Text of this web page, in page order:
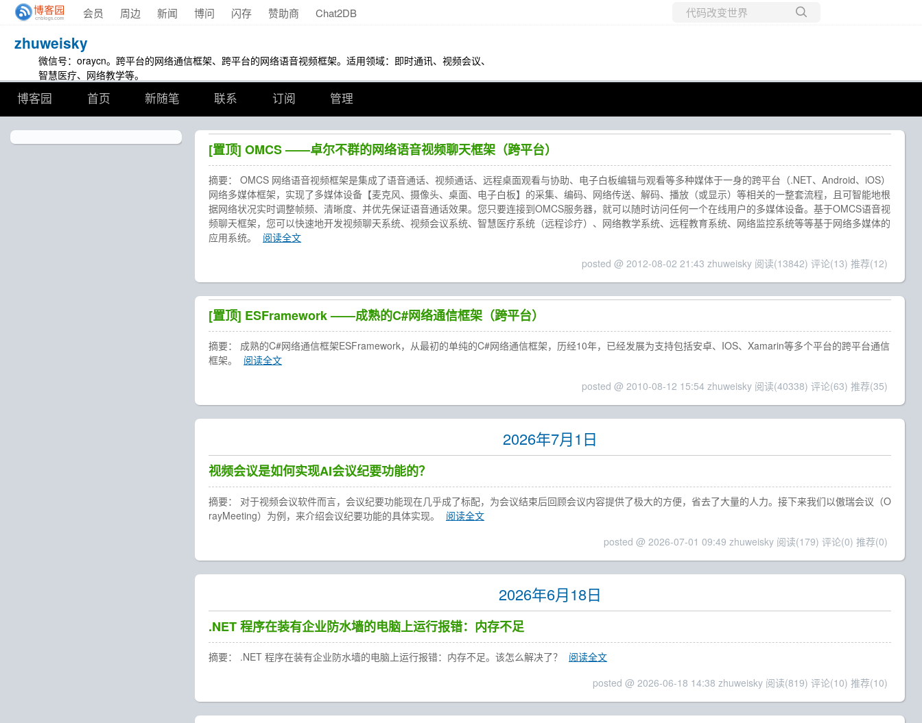
会员 周边 新闻 博问 闪存 赞助商 Chat2DB
zhuweisky
微信号：oraycn。跨平台的网络通信框架、跨平台的网络语音视频框架。适用领域：即时通讯、视频会议、
智慧医疗、网络教学等。
博客园 首页 新随笔 联系 订阅 管理
[置顶] OMCS ——卓尔不群的网络语音视频聊天框架（跨平台）
摘要： OMCS 网络语音视频框架是集成了语音通话、视频通话、远程桌面观看与协助、电子白板编辑与观看等多种媒体于一身的跨平台（.NET、Android、iOS）
网络多媒体框架，实现了多媒体设备【麦克风、摄像头、桌面、电子白板】的采集、编码、网络传送、解码、播放（或显示）等相关的一整套流程，且可智能地根
据网络状况实时调整帧频、清晰度、并优先保证语音通话效果。您只要连接到OMCS服务器，就可以随时访问任何一个在线用户的多媒体设备。基于OMCS语音视
频聊天框架，您可以快速地开发视频聊天系统、视频会议系统、智慧医疗系统（远程诊疗）、网络教学系统、远程教育系统、网络监控系统等等基于网络多媒体的
应用系统。
阅读全文
posted @ 2012-08-02 21:43 zhuweisky 阅读(13842) 评论(13) 推荐(12)
[置顶] ESFramework ——成熟的C#网络通信框架（跨平台）
摘要： 成熟的C#网络通信框架ESFramework，从最初的单纯的C#网络通信框架，历经10年，已经发展为支持包括安卓、IOS、Xamarin等多个平台的跨平台通信
框架。
阅读全文
posted @ 2010-08-12 15:54 zhuweisky 阅读(40338) 评论(63) 推荐(35)
2026年7月1日
视频会议是如何实现AI会议纪要功能的？
摘要： 对于视频会议软件而言，会议纪要功能现在几乎成了标配，为会议结束后回顾会议内容提供了极大的方便，省去了大量的人力。接下来我们以傲瑞会议（O
rayMeeting）为例，来介绍会议纪要功能的具体实现。
阅读全文
posted @ 2026-07-01 09:49 zhuweisky 阅读(179) 评论(0) 推荐(0)
2026年6月18日
.NET 程序在装有企业防水墙的电脑上运行报错：内存不足
摘要： .NET 程序在装有企业防水墙的电脑上运行报错：内存不足。该怎么解决了？
阅读全文
posted @ 2026-06-18 14:38 zhuweisky 阅读(819) 评论(10) 推荐(10)